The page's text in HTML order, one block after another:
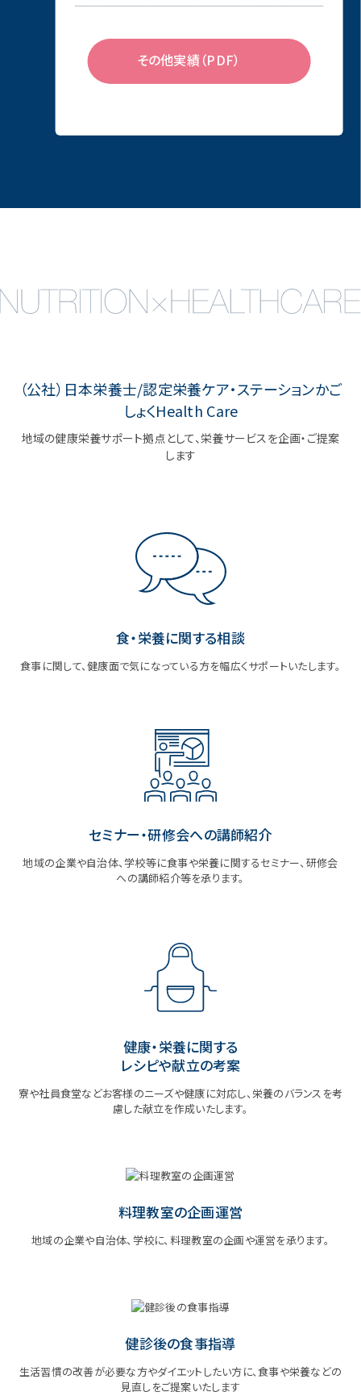
その他実績（PDF）
（公社）日本栄養士/認定栄養ケア・ステーションかご
しょくHealth Care
地域の健康栄養サポート拠点として、栄養サービスを企画・ご提案
します
食・栄養に関する相談
食事に関して、健康面で気になっている方を幅広くサポートいたします。
セミナー・研修会への講師紹介
地域の企業や自治体、学校等に食事や栄養に関するセミナー、研修会
への講師紹介等を承ります。
健康・栄養に関する
レシピや献立の考案
寮や社員食堂などお客様のニーズや健康に対応し、栄養のバランスを考
慮した献立を作成いたします。
料理教室の企画運営
地域の企業や自治体、学校に、料理教室の企画や運営を承ります。
健診後の食事指導
生活習慣の改善が必要な方やダイエットしたい方に、食事や栄養などの
見直しをご提案いたします